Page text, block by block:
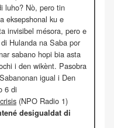
luho? Nò, pero tin
eksepshonal ku e
invisibel mésora, pero e
Hulanda na Saba por
sabano hopi bia asta
i den wikènt. Pasobra
igual i Den
6 di
(NPO Radio 1)
desigualdat di